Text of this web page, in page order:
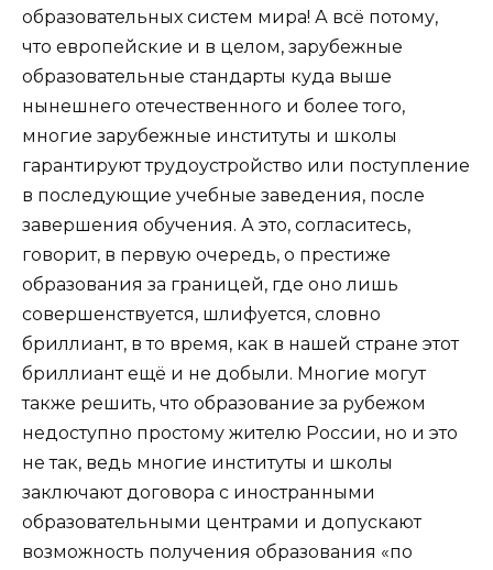
образовательных систем мира! А всё потому,
что европейские и в целом, зарубежные
образовательные стандарты куда выше
нынешнего отечественного и более того,
многие зарубежные институты и школы
гарантируют трудоустройство или поступление
в последующие учебные заведения, после
завершения обучения. А это, согласитесь,
говорит, в первую очередь, о престиже
образования за границей, где оно лишь
совершенствуется, шлифуется, словно
бриллиант, в то время, как в нашей стране этот
бриллиант ещё и не добыли. Многие могут
также решить, что образование за рубежом
недоступно простому жителю России, но и это
не так, ведь многие институты и школы
заключают договора с иностранными
образовательными центрами и допускают
возможность получения образования «по